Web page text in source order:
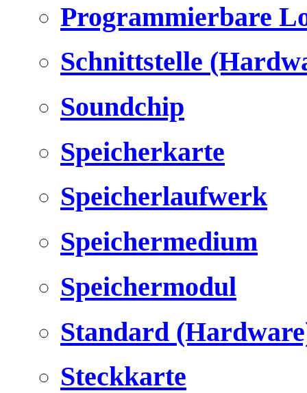
Programmierbare
Schnittstelle
Soundchip
Speicherkarte
Speicherlaufwerk
Speichermedium
Speichermodul
Standard
Steckkarte